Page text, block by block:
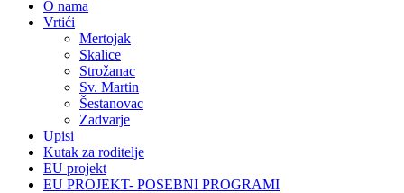
O nama
Vrtići
Mertojak
Skalice
Strožanac
Sv. Martin
Šestanovac
Zadvarje
Upisi
Kutak za roditelje
EU projekt
EU PROJEKT- POSEBNI PROGRAMI